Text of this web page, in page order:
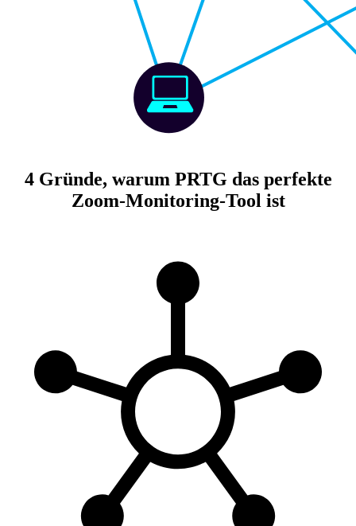
4 Gründe, warum PRTG das perfekte
Zoom-Monitoring-Tool ist